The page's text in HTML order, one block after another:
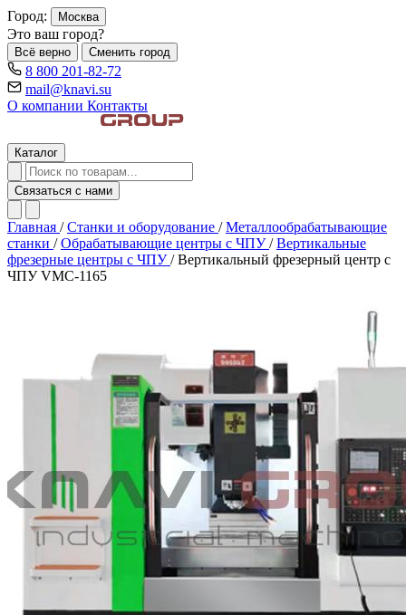
Город: Москва
Это ваш город?
Всё верно Сменить город
8 800 201-82-72
mail@knavi.su
О компании Контакты
Каталог
Связаться с нами
Главная / Станки и оборудование / Металлообрабатывающие
станки / Обрабатывающие центры c ЧПУ/ Вертикальные
фрезерные центры с ЧПУ/ Вертикальный фрезерный центр с
ЧПУ VMC-1165